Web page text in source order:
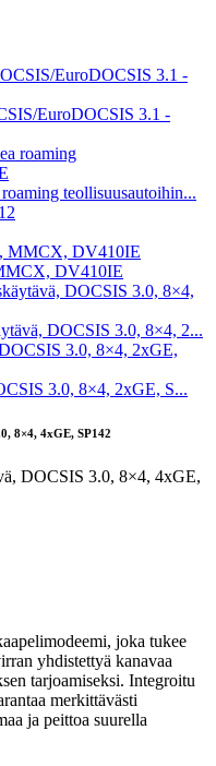
EuroDOCSIS 3.1 -
teollisuusautoihin...
DV410IE
DOCSIS 3.0, 8×4, 2...
3.0, 8×4, 2xGE, S...
8×4, 4xGE, SP142
joka tukee
yhdistettyä kanavaa
tarjoamiseksi. Integroitu
merkittävästi
ja peittoa suurella